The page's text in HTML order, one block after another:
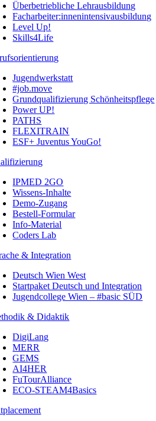
Überbetriebliche Lehrausbildung
Facharbeiter:innenintensivausbildung
Level Up!
Skills4Life
Jugendwerkstatt
#job.move
Grundqualifizierung Schönheitspflege
Power UP!
PATHS
FLEXITRAIN
ESF+ Juventus YouGo!
IPMED 2GO
Wissens-Inhalte
Demo-Zugang
Bestell-Formular
Info-Material
Coders Lab
& Integration
Deutsch Wien West
Startpaket Deutsch und Integration
Jugendcollege Wien – #basic SÜD
& Didaktik
DigiLang
MERR
GEMS
AI4HER
FuTourAlliance
ECO-STEAM4Basics